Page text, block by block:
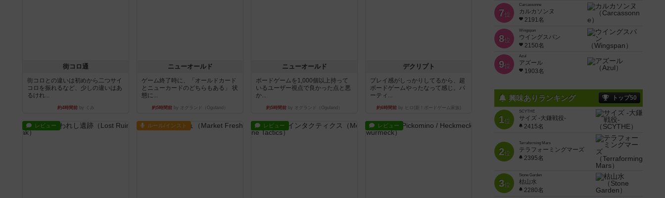
街コロ通
街コロとの違いは初めから二つサイ
コロを振れるなど、少しの違いはあ
るけれ...
約4時間前by くみ
ニューオールド
ゲーム終了時に、「オールドカード
とニューカードのどちらもある」 状
態に...
約5時間前 by オグランド（Oguland）
ニューオールド
ボードゲームを1,000個以上持って
いるユーザー視点で良かった点と悪
か...
約5時間前 by オグランド（Oguland）
デクリプト
プレイ感がしっかりしてるから、超
ボードゲームやったなって感じ。パ
ーティ...
約6時間前by ヒロ(新！ボードゲーム家族)
レビュー ルール/インスト レビュー レビュー
7位
Carcassonne
カルカソンヌ
2191名
8位
Wingspan
ウイングスパン
2150名
9位
Azul
アズール
1903名
興味ありランキング トップ50
1位
SCYTHE
サイズ -大鎌戦役-
2415名
2位
Terraforming Mars
テラフォーミングマーズ
2395名
3位
Stone Garden
枯山水
2280名